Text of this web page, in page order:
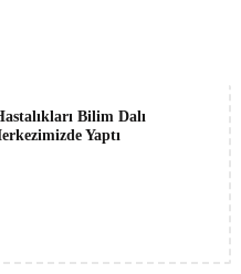
Bilim Dalı
Yaptı